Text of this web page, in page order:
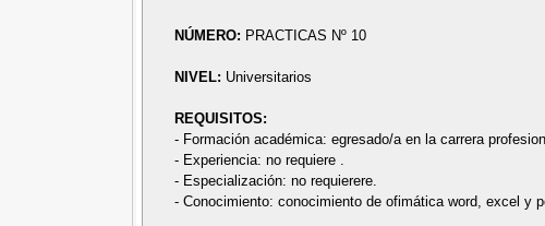
NÚMERO: PRACTICAS Nº 10
NIVEL: Universitarios
REQUISITOS:
- Formación académica: egresado/a en la carrera
- Experiencia: no requiere .
- Especialización: no requierere.
- Conocimiento: conocimiento de ofimática word, excel y